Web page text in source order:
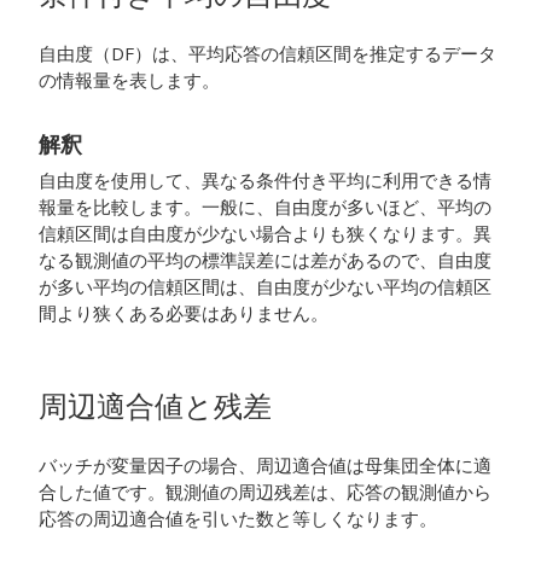
自由度（DF）は、平均応答の信頼区間を推定するデータ
の情報量を表します。
解釈
自由度を使用して、異なる条件付き平均に利用できる情
報量を比較します。一般に、自由度が多いほど、平均の
信頼区間は自由度が少ない場合よりも狭くなります。異
なる観測値の平均の標準誤差には差があるので、自由度
が多い平均の信頼区間は、自由度が少ない平均の信頼区
間より狭くある必要はありません。
周辺適合値と残差
バッチが変量因子の場合、周辺適合値は母集団全体に適
合した値です。観測値の周辺残差は、応答の観測値から
応答の周辺適合値を引いた数と等しくなります。